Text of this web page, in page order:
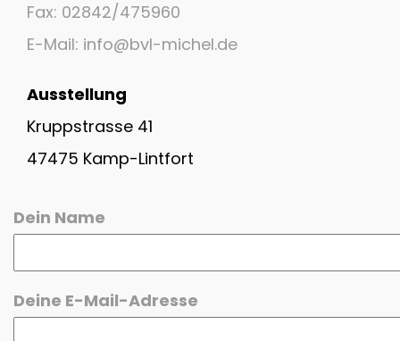
Fax: 02842/475960
E-Mail: info@bvl-michel.de
Ausstellung
Kruppstrasse 41
47475 Kamp-Lintfort
Dein Name
Deine E-Mail-Adresse